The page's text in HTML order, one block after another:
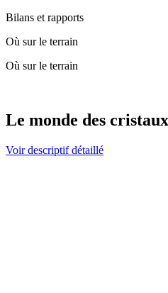
Bilans et rapports
Où sur le terrain
Où sur le terrain
Le monde des
Voir descriptif détaillé